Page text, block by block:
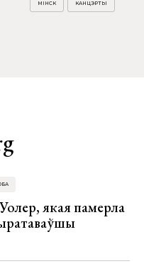
МІНСК КАНЦЭРТЫ
якая памерла